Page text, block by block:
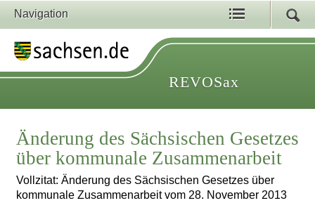
Navigation
REVOSax
Änderung des Sächsischen Gesetzes
über kommunale Zusammenarbeit
Vollzitat: Änderung des Sächsischen Gesetzes über
kommunale Zusammenarbeit vom 28. November 2013